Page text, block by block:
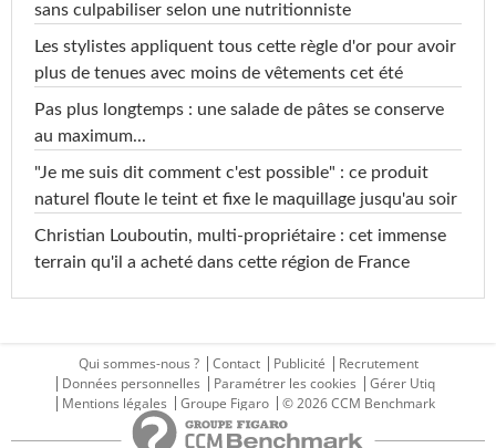
sans culpabiliser selon une nutritionniste
Les stylistes appliquent tous cette règle d'or pour avoir
plus de tenues avec moins de vêtements cet été
Pas plus longtemps : une salade de pâtes se conserve
au maximum...
"Je me suis dit comment c'est possible" : ce produit
naturel floute le teint et fixe le maquillage jusqu'au soir
Christian Louboutin, multi-propriétaire : cet immense
terrain qu'il a acheté dans cette région de France
Qui sommes-nous ? Contact Publicité
Recrutement
Données personnelles
Paramétrer les cookies
Gérer Utiq
Mentions légales
Groupe Figaro © 2026 CCM Benchmark